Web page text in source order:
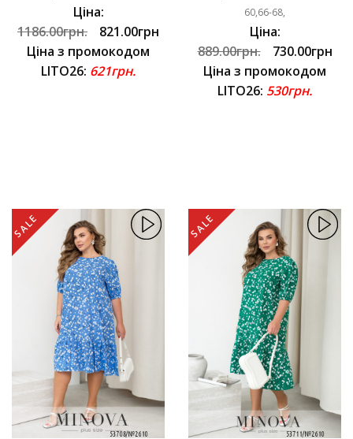
Ціна:
1186.00грн.
821.00грн
Ціна з промокодом
LITO26: 621грн.
60,66-68,
Ціна:
889.00грн.
730.00грн
Ціна з промокодом
LITO26: 530грн.
SALE SALE